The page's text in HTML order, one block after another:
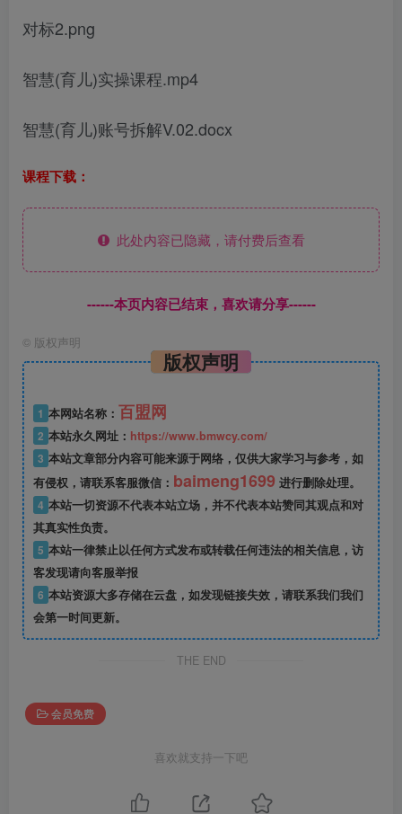
对标2.png
智慧(育儿)实操课程.mp4
智慧(育儿)账号拆解V.02.docx
课程下载：
此处内容已隐藏，请付费后查看
------本页内容已结束，喜欢请分享------
© 版权声明
版权声明
1 本网站名称： 百盟网
2 本站永久网址： https://www.bmwcy.com/
3 本站文章部分内容可能来源于网络，仅供大家学习与参考，如
有侵权，请联系客服微信： baimeng1699 进行删除处理。
4 本站一切资源不代表本站立场，并不代表本站赞同其观点和对
其真实性负责。
5 本站一律禁止以任何方式发布或转载任何违法的相关信息，访
客发现请向客服举报
6 本站资源大多存储在云盘，如发现链接失效，请联系我们我们
会第一时间更新。
THE END
会员免费
喜欢就支持一下吧